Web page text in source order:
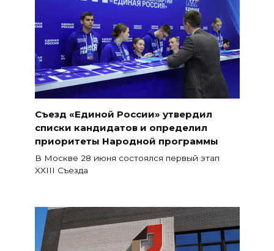
Съезд «Единой России» утвердил
списки кандидатов и определил
приоритеты Народной программы
В Москве 28 июня состоялся первый этап
XXIII Съезда